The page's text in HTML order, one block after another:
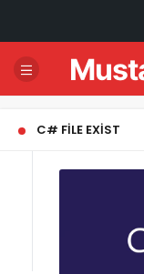
C# FILE EXIST